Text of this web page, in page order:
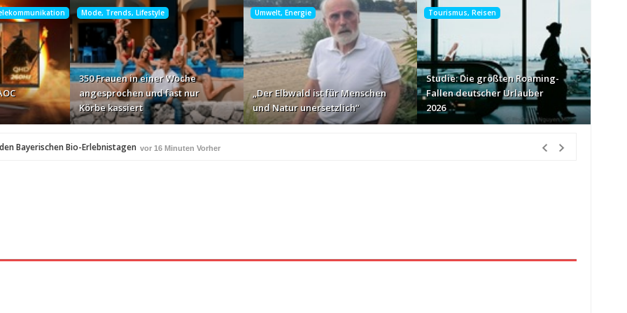
Mode, Trends, Lifestyle
350 Frauen in einer Woche
angesprochen und fast nur
Körbe kassiert
Umwelt, Energie
„Der Elbwald ist für Menschen
und Natur unersetzlich“
Tourismus, Reisen
Studie: Die größten Roaming-
Fallen deutscher Urlauber
2026
Bayerischen Bio-Erlebnistagen vor 16 Minuten Vorher
KI-generierter Kurzvideo-Unterhaltung